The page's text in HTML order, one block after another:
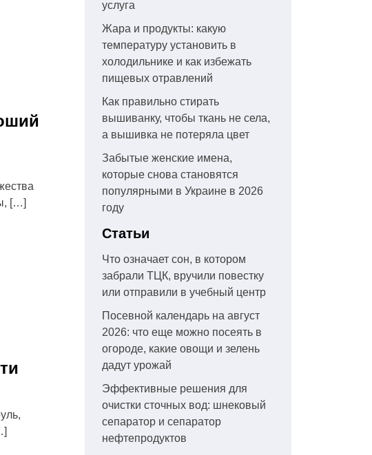
[…]
услуга
Жара и продукты: какую
температуру установить в
холодильнике и как избежать
пищевых отравлений
Как правильно стирать
вышиванку, чтобы ткань не села,
а вышивка не потеряла цвет
Забытые женские имена,
которые снова становятся
популярными в Украине в 2026
году
Статьи
Что означает сон, в котором
забрали ТЦК, вручили повестку
или отправили в учебный центр
Посевной календарь на август
2026: что еще можно посеять в
огороде, какие овощи и зелень
дадут урожай
Эффективные решения для
очистки сточных вод: шнековый
сепаратор и сепаратор
нефтепродуктов